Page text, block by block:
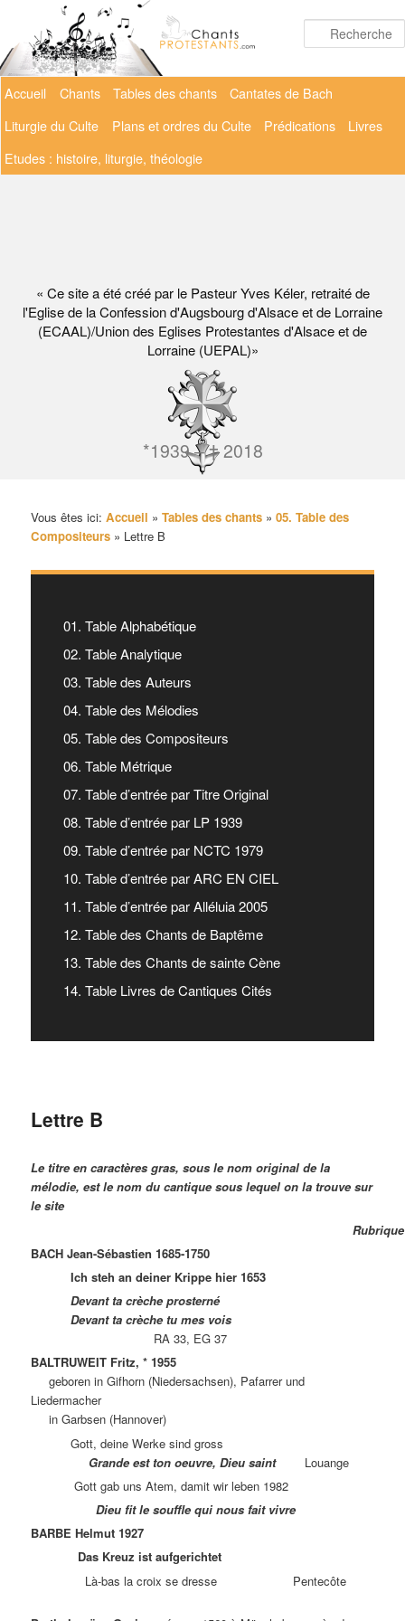
contenu
principal
« Ce site a été créé par le Pasteur Yves Kéler, retraité de
l'Eglise de la Confession d'Augsbourg d'Alsace et de Lorraine
(ECAAL)/Union des Eglises Protestantes d'Alsace et de
Lorraine (UEPAL)»
*1939 – † 2018
Menu
Accueil Chants Tables des chants
Cantates de Bach
Liturgie du Culte
Plans et ordres du Culte Prédications
Livres
Etudes : histoire, liturgie, théologie
Lettre B
Le titre en caractères gras, sous le nom original de la
mélodie, est le nom du cantique sous lequel on la trouve sur
le site
Rubrique
BACH Jean-Sébastien 1685-1750
Ich steh an deiner Krippe hier 1653
Devant ta crèche prosterné
Devant ta crèche tu mes vois
RA 33, EG 37
BALTRUWEIT Fritz, * 1955
geboren in Gifhorn (Niedersachsen), Pafarrer und
Liedermacher
in Garbsen (Hannover)
Gott, deine Werke sind gross
Grande est ton oeuvre, Dieu saint
Louange
Gott gab uns Atem, damit wir leben 1982
Dieu fit le souffle qui nous fait vivre
BARBE Helmut 1927
Das Kreuz ist aufgerichtet
Là-bas la croix se dresse Pentecôte
Vous êtes ici:Accueil »Tables des chants »05. Table des
Compositeurs » Lettre B
01. Table Alphabétique
02. Table Analytique
03. Table des Auteurs
04. Table des Mélodies
05. Table des Compositeurs
06. Table Métrique
07. Table d’entrée par Titre Original
08. Table d’entrée par LP 1939
09. Table d’entrée par NCTC 1979
10. Table d’entrée par ARC EN CIEL
11. Table d’entrée par Alléluia 2005
12. Table des Chants de Baptême
13. Table des Chants de sainte Cène
14. Table Livres de Cantiques Cités